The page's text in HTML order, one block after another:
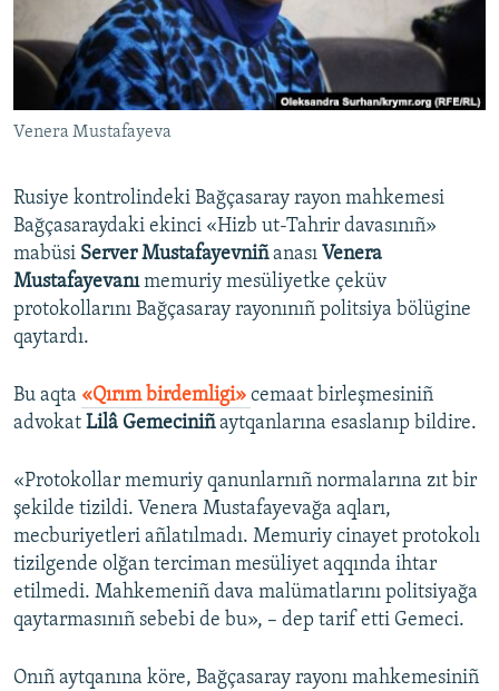
Русский
Українською
QOŞULIÑIZ!
RFE/RS bütün saytları
Venera Mustafayeva
Rusiye kontrolindeki Bağçasaray rayon mahkemesi
Bağçasaraydaki ekinci «Hizb ut-Tahrir davasınıñ»
mabüsi Server Mustafayevniñanası Venera
Mustafayevanımemuriy mesüliyetke çeküv
protokollarını Bağçasaray rayonınıñ politsiya bölügine
qaytardı.
Bu aqta «Qırım birdemligi» cemaat birleşmesiniñ
advokat Lilâ Gemeciniñaytqanlarına esaslanıp bildire.
«Protokollar memuriy qanunlarnıñ normalarına zıt bir
şekilde tizildi. Venera Mustafayevağa aqları,
mecburiyetleri añlatılmadı. Memuriy cinayet protokolı
tizilgende olğan terciman mesüliyet aqqında ihtar
etilmedi. Mahkemeniñ dava malümatlarını politsiyağa
qaytarmasınıñ sebebi de bu», – dep tarif etti Gemeci.
Onıñ aytqanına köre, Bağçasaray rayonı mahkemesiniñ